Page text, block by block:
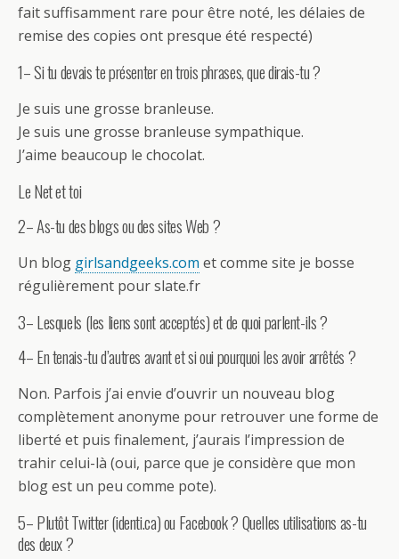
fait suffisamment rare pour être noté, les délaies de
remise des copies ont presque été respecté)
1– Si tu devais te présenter en trois phrases, que dirais-tu ?
Je suis une grosse branleuse.
Je suis une grosse branleuse sympathique.
J’aime beaucoup le chocolat.
Le Net et toi
2– As-tu des blogs ou des sites Web ?
Un blog girlsandgeeks.com et comme site je bosse
régulièrement pour slate.fr
3– Lesquels (les liens sont acceptés) et de quoi parlent-ils ?
4– En tenais-tu d’autres avant et si oui pourquoi les avoir arrêtés ?
Non. Parfois j’ai envie d’ouvrir un nouveau blog
complètement anonyme pour retrouver une forme de
liberté et puis finalement, j’aurais l’impression de
trahir celui-là (oui, parce que je considère que mon
blog est un peu comme pote).
5– Plutôt Twitter (identi.ca) ou Facebook ? Quelles utilisations as-tu
des deux ?